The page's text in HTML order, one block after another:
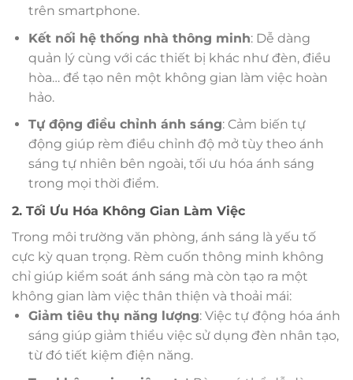
trên smartphone.
Kết nối hệ thống nhà thông minh: Dễ dàng
quản lý cùng với các thiết bị khác như đèn, điều
hòa… để tạo nên một không gian làm việc hoàn
hảo.
Tự động điều chỉnh ánh sáng: Cảm biến tự
động giúp rèm điều chỉnh độ mở tùy theo ánh
sáng tự nhiên bên ngoài, tối ưu hóa ánh sáng
trong mọi thời điểm.
2. Tối Ưu Hóa Không Gian Làm Việc
Trong môi trường văn phòng, ánh sáng là yếu tố
cực kỳ quan trọng. Rèm cuốn thông minh không
chỉ giúp kiểm soát ánh sáng mà còn tạo ra một
không gian làm việc thân thiện và thoải mái:
Giảm tiêu thụ năng lượng: Việc tự động hóa ánh
sáng giúp giảm thiểu việc sử dụng đèn nhân tạo,
từ đó tiết kiệm điện năng.